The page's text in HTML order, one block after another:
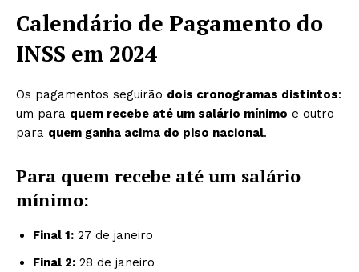
Calendário de Pagamento do
INSS em 2024
Os pagamentos seguirão dois cronogramas distintos:
um para quem recebe até um salário mínimo e outro
para quem ganha acima do piso nacional.
Para quem recebe até um salário
mínimo:
Final 1: 27 de janeiro
Final 2: 28 de janeiro